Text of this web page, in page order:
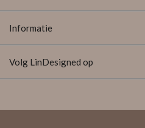
Informatie
Volg LinDesigned op